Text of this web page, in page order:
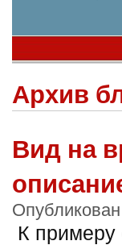
Архив
Вид на
К примеру